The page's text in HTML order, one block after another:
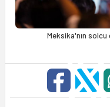
Meksika'nın